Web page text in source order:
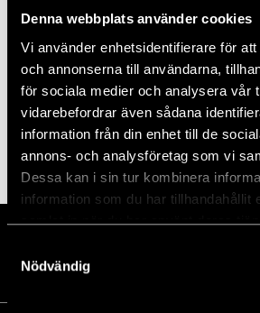
Denna webbplats använder cookies
Vi använder enhetsidentifierare för
och annonserna till användarna,
för sociala medier och analysera vår
vidarebefordrar även sådana
information från din enhet till de
annons- och analysföretag som vi
Dessa kan i sin tur kombinera
information som du har tillhandahållit
samlat in när du har använt deras
Nödvändig